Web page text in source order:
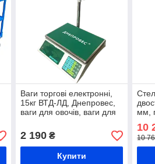
Ваги торгові електронні,
15кг ВТД-ЛД, Днепровес,
ваги для овочів, ваги для
магазин, ваги для круп
2 190₴
Купити
мм,
10
10